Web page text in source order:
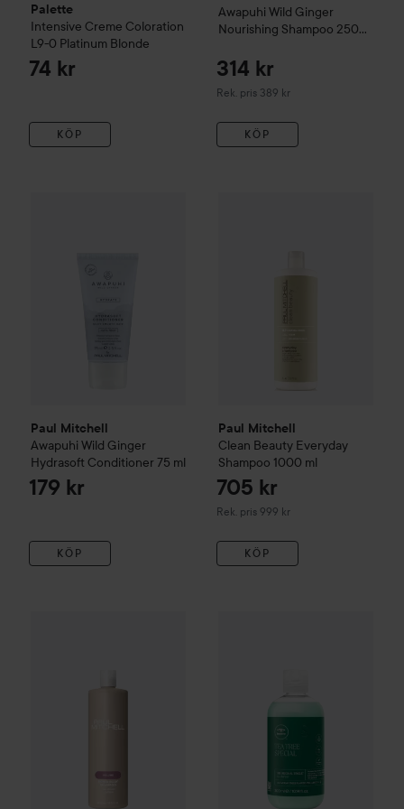
Palette
Intensive Creme Coloration
L9-0 Platinum Blonde
74 kr
KÖP
Awapuhi Wild Ginger
Nourishing Shampoo 250
314 kr
Rek. pris 389 kr
Rekommenderat pris 389 kr
KÖP
Paul Mitchell
Awapuhi Wild Ginger
Hydrasoft Conditioner 75 ml
179 kr
KÖP
Paul Mitchell
Clean Beauty Everyday
Shampoo 1000 ml
705 kr
Rek. pris 999 kr
Rekommenderat pris 999 kr
KÖP